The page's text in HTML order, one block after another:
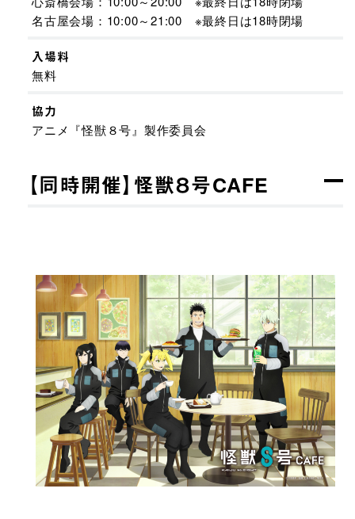
名古屋会場：10:00～21:00 ※最終日は18時閉場
入場料
無料
協力
アニメ『怪獣８号』製作委員会
【同時開催】怪獣８号CAFE